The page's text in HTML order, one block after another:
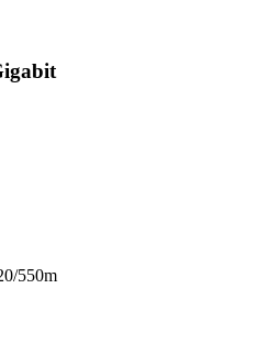
550m